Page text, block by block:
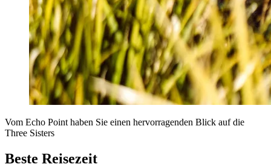
Vom Echo Point haben Sie einen hervorragenden Blick auf die
Three Sisters
Beste Reisezeit